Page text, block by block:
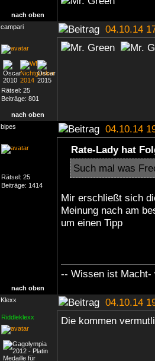
nach oben
campari
04.10.14
Rätsel: 25
Beiträge: 801
nach oben
bipes
04.10.14
Rätsel: 25
Beiträge: 1414
Rate-Lady hat
Such mal was
Mir erschließt sich
Meinung nach am
um einen Tipp
-- Wissen ist
nach oben
Klexx
04.10.14
Riddleklexx Die kommen